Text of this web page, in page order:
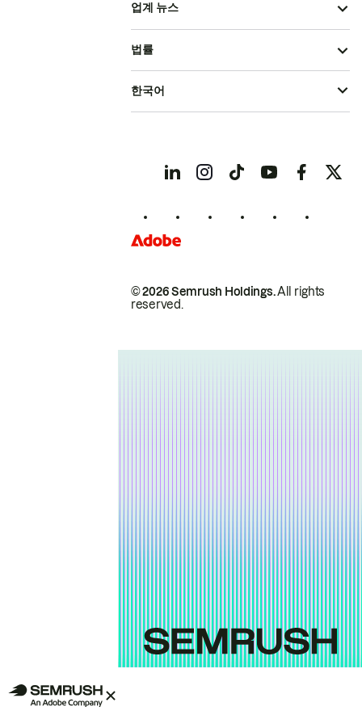
업계 뉴스
© 2026 Semrush Holdings.All rights
reserved.
법률
한국어